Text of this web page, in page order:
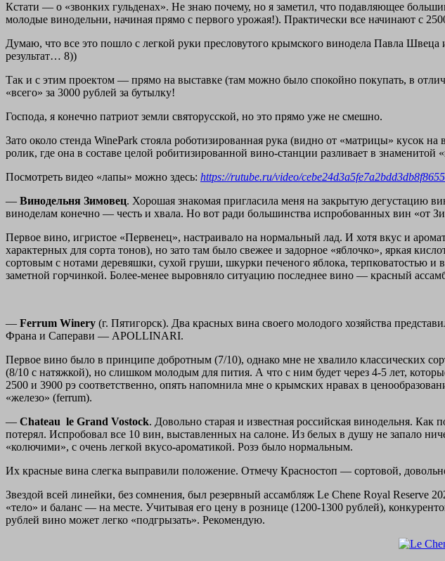
Кстати — о «звонких гульденах». Не знаю почему, но я заметил, что подавляющее
молодые винодельни, начиная прямо с первого урожая!). Практически все начинают с
Думаю, что все это пошло с легкой руки пресловутого крымского винодела Павла
результат… 8))
Так и с этим проектом — прямо на выставке (там можно было спокойно покупать, в
«всего» за 3000 рублей за бутылку!
Господа, я конечно патриот земли святорусской, но это прямо уже не смешно.
Зато около стенда WinePark стояла роботизированная рука (видно от «матрицы» кусок
ролик, где она в составе целой робитизированной вино-станции разливает в
Посмотреть видео «лапы» можно здесь: https://rutube.ru/video/
— Винодельня Зимовец. Хорошая знакомая пригласила меня на закрытую дегустацию
виноделам конечно — честь и хвала. Но вот ради большинства испробованных вин «от
Первое вино, игристое «Первенец», настраивало на нормальный лад. И хотя вкус и
характерных для сорта тонов), но зато там было свежее и задорное «яблочко», яркая
сортовым с нотами деревяшки, сухой груши, шкурки печеного яблока, терпковатостью
заметной горчинкой. Более-менее выровняло ситуацию последнее вино — красный
— Ferrum Winery (г. Пятигорск). Два красных вина своего молодого хозяйства
Франа и Саперави — APOLLINARI.
Первое вино было в принципе добротным (7/10), однако мне не хвалило
(8/10 с натяжкой), но слишком молодым для пития. А что с ним будет через 4-5 лет,
2500 и 3900 рэ соответственно, опять напомнила мне о крымских нравах в
«железо» (ferrum).
— Chateau le Grand Vostock. Довольно старая и известная российская винодельня.
потерял. Испробовал все 10 вин, выставленных на салоне. Из белых в душу не запало
«колючими», с очень легкой вкусо-ароматикой. Розэ было нормальным.
Их красные вина слегка выправили положение. Отмечу Красностоп — сортовой,
Звездой всей линейки, без сомнения, был резервный ассамбляж Le Chene Royal
«тело» и баланс — на месте. Учитывая его цену в рознице (1200-1300 рублей),
рублей вино может легко «подгрызать». Рекомендую.